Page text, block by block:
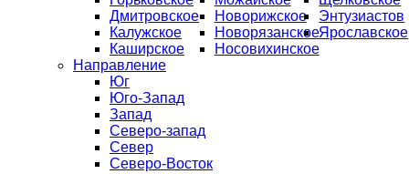
Дмитровское
Калужское
Каширское
Новорижское
Новорязанское
Носовихинское
Энтузиастов
Ярославское
Направление
Юг
Юго-Запад
Запад
Северо-запад
Север
Северо-Восток